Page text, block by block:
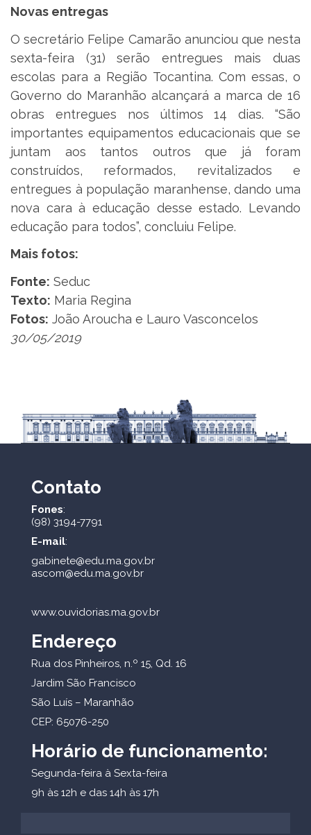
Novas entregas
O secretário Felipe Camarão anunciou que nesta
sexta-feira (31) serão entregues mais duas
escolas para a Região Tocantina. Com essas, o
Governo do Maranhão alcançará a marca de 16
obras entregues nos últimos 14 dias. “São
importantes equipamentos educacionais que se
juntam aos tantos outros que já foram
construídos, reformados, revitalizados e
entregues à população maranhense, dando uma
nova cara à educação desse estado. Levando
educação para todos”, concluiu Felipe.
Mais fotos:
Fonte: Seduc
Texto: Maria Regina
Fotos: João Aroucha e Lauro Vasconcelos
30/05/2019
Contato
Fones:
(98) 3194-7791
E-mail:
gabinete@edu.ma.gov.br
ascom@edu.ma.gov.br
www.ouvidorias.ma.gov.br
Endereço
Rua dos Pinheiros, n.º 15, Qd. 16
Jardim São Francisco
São Luís – Maranhão
CEP: 65076-250
Horário de funcionamento:
Segunda-feira à Sexta-feira
9h às 12h e das 14h às 17h